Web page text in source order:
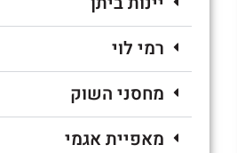
רמי לוי
מחסני השוק
מאפיית אגמי